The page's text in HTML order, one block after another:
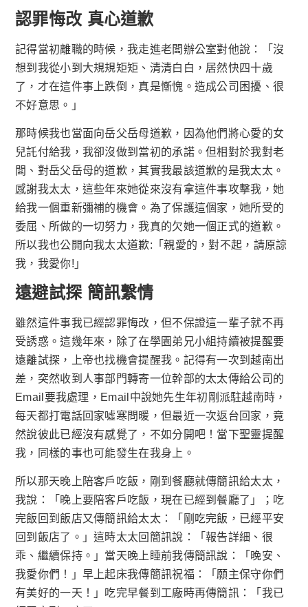
認罪悔改 真心道歉
記得當初離職的時候，我走進老闆辦公室對他說：「沒
想到我從小到大規規矩矩、清清白白，居然快四十歲
了，才在這件事上跌倒，真是慚愧。造成公司困擾、很
不好意思。」
那時候我也當面向岳父岳母道歉，因為他們將心愛的女
兒託付給我，我卻沒做到當初的承諾。但相對於我對老
闆、對岳父岳母的道歉，其實我最該道歉的是我太太。
感謝我太太，這些年來她從來沒有拿這件事攻擊我，她
給我一個重新彌補的機會。為了保護這個家，她所受的
委屈、所做的一切努力，我真的欠她一個正式的道歉。
所以我也公開向我太太道歉:「親愛的，對不起，請原諒
我，我愛你!」
遠避試探 簡訊繫情
雖然這件事我已經認罪悔改，但不保證這一輩子就不再
受誘惑。這幾年來，除了在學園弟兄小組持續被提醒要
遠離試探，上帝也找機會提醒我。記得有一次到越南出
差，突然收到人事部門轉寄一位幹部的太太傳給公司的
Email要我處理，Email中說她先生年初剛派駐越南時，
每天都打電話回家噓寒問暖，但最近一次返台回家，竟
然說彼此已經沒有感覺了，不如分開吧！當下聖靈提醒
我，同樣的事也可能發生在我身上。
所以那天晚上陪客戶吃飯，剛到餐廳就傳簡訊給太太，
我說：「晚上要陪客戶吃飯，現在已經到餐廳了」；吃
完飯回到飯店又傳簡訊給太太：「剛吃完飯，已經平安
回到飯店了。」這時太太回簡訊說：「報告詳細、很
乖、繼續保持。」當天晚上睡前我傳簡訊說：「晚安、
我愛你們！」早上起床我傳簡訊祝福：「願主保守你們
有美好的一天！」吃完早餐到工廠時再傳簡訊：「我已